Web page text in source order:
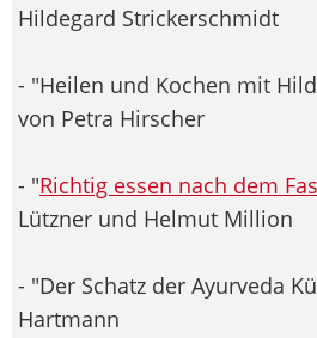
Hildegard Strickerschmidt
- "Heilen und Kochen mit
von Petra Hirscher
- "Richtig essen nach dem
Lützner und Helmut Million
- "Der Schatz der Ayurveda
Hartmann